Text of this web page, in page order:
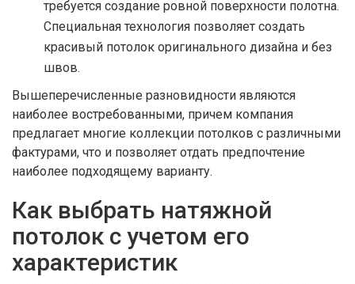
требуется создание ровной поверхности полотна.
Специальная технология позволяет создать
красивый потолок оригинального дизайна и без
швов.
Вышеперечисленные разновидности являются
наиболее востребованными, причем компания
предлагает многие коллекции потолков с различными
фактурами, что и позволяет отдать предпочтение
наиболее подходящему варианту.
Как выбрать натяжной
потолок с учетом его
характеристик